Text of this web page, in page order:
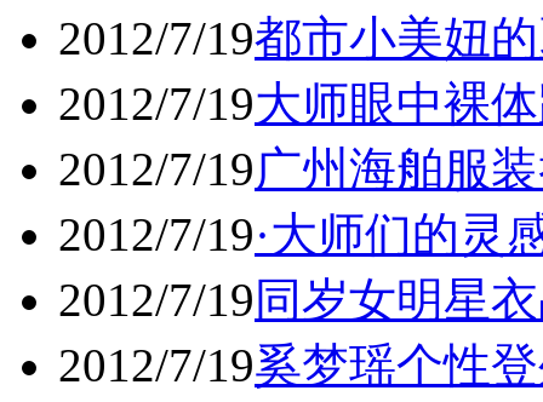
2012/7/19都市小美妞
2012/7/19大师眼中裸
2012/7/19广州海舶服
2012/7/19·大师们的灵
2012/7/19同岁女明星
2012/7/19奚梦瑶个性